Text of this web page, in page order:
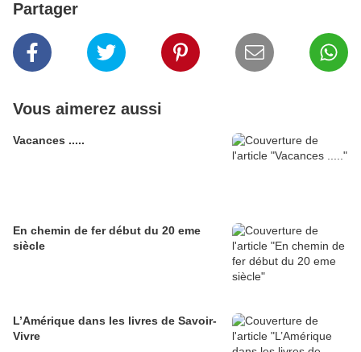
Partager
Vous aimerez aussi
Vacances .....
En chemin de fer début du 20 eme
siècle
L’Amérique dans les livres de Savoir-
Vivre